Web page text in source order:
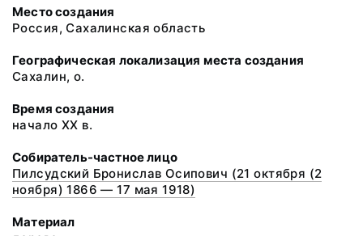
Место создания
Россия, Сахалинская область
Географическая локализация места создания
Сахалин, о.
Время создания
начало ХХ в.
Собиратель-частное лицо
Пилсудский Бронислав Осипович (21 октября (2
ноября) 1866 — 17 мая 1918)
Материал